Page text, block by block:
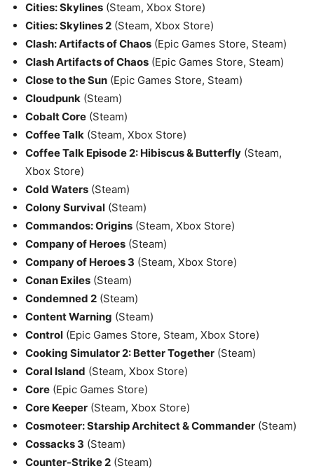
Cities: Skylines (Steam, Xbox Store)
Cities: Skylines 2 (Steam, Xbox Store)
Clash: Artifacts of Chaos (Epic Games Store, Steam)
Clash Artifacts of Chaos (Epic Games Store, Steam)
Close to the Sun (Epic Games Store, Steam)
Cloudpunk (Steam)
Cobalt Core (Steam)
Coffee Talk (Steam, Xbox Store)
Coffee Talk Episode 2: Hibiscus & Butterfly (Steam,
Xbox Store)
Cold Waters (Steam)
Colony Survival (Steam)
Commandos: Origins (Steam, Xbox Store)
Company of Heroes (Steam)
Company of Heroes 3 (Steam, Xbox Store)
Conan Exiles (Steam)
Condemned 2 (Steam)
Content Warning (Steam)
Control (Epic Games Store, Steam, Xbox Store)
Cooking Simulator 2: Better Together (Steam)
Coral Island (Steam, Xbox Store)
Core (Epic Games Store)
Core Keeper (Steam, Xbox Store)
Cosmoteer: Starship Architect & Commander (Steam)
Cossacks 3 (Steam)
Counter-Strike 2 (Steam)